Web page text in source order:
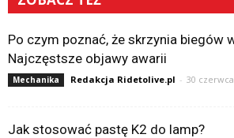
Po czym poznać, że skrzynia biegów
Najczęstsze objawy awarii
Mechanika Redakcja Ridetolive.pl - 30
Jak stosować pastę K2 do lamp?